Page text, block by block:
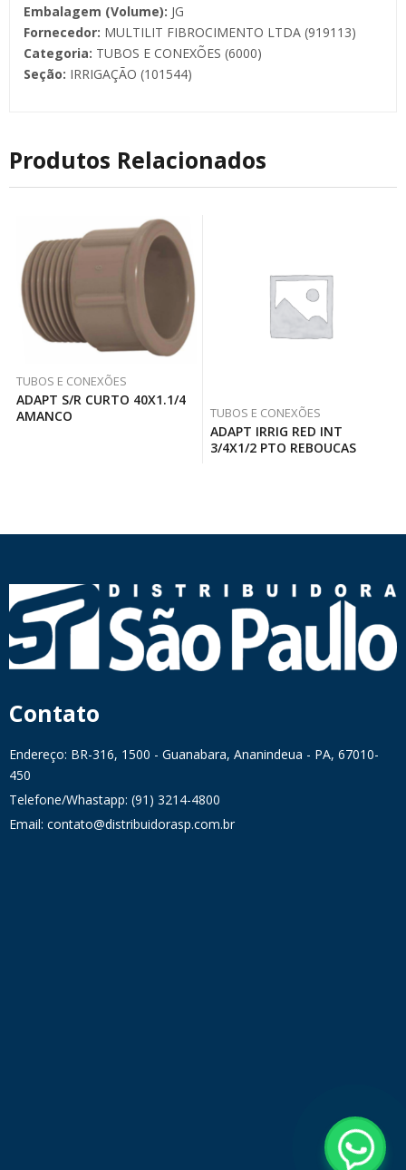
Embalagem (Volume): JG
Fornecedor: MULTILIT FIBROCIMENTO LTDA (919113)
Categoria: TUBOS E CONEXÕES (6000)
Seção: IRRIGAÇÃO (101544)
Produtos Relacionados
TUBOS E CONEXÕES
ADAPT S/R CURTO 40X1.1/4
AMANCO
TUBOS E CONEXÕES
ADAPT IRRIG RED INT
3/4X1/2 PTO REBOUCAS
Contato
Endereço: BR-316, 1500 - Guanabara, Ananindeua - PA, 67010-
450
Telefone/Whastapp: (91) 3214-4800
Email: contato@distribuidorasp.com.br